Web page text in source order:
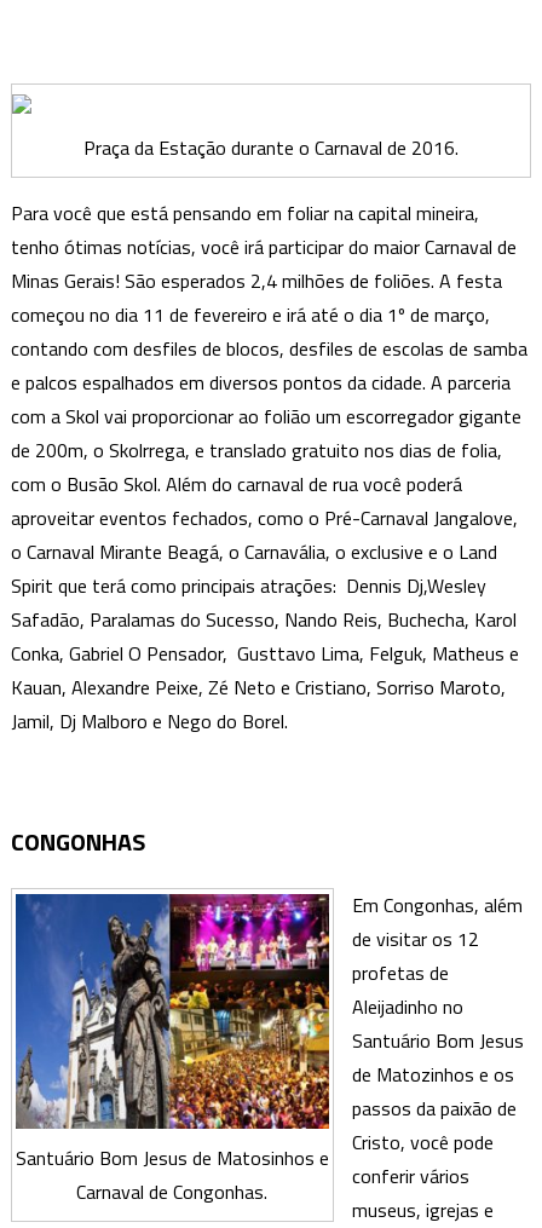
Praça da Estação durante o Carnaval de 2016.
Para você que está pensando em foliar na capital mineira,
tenho ótimas notícias, você irá participar do maior Carnaval de
Minas Gerais! São esperados 2,4 milhões de foliões. A festa
começou no dia 11 de fevereiro e irá até o dia 1º de março,
contando com desfiles de blocos, desfiles de escolas de samba
e palcos espalhados em diversos pontos da cidade. A parceria
com a Skol vai proporcionar ao folião um escorregador gigante
de 200m, o Skolrrega, e translado gratuito nos dias de folia,
com o Busão Skol. Além do carnaval de rua você poderá
aproveitar eventos fechados, como o Pré-Carnaval Jangalove,
o Carnaval Mirante Beagá, o Carnavália, o exclusive e o Land
Spirit que terá como principais atrações: Dennis Dj,Wesley
Safadão, Paralamas do Sucesso, Nando Reis, Buchecha, Karol
Conka, Gabriel O Pensador, Gusttavo Lima, Felguk, Matheus e
Kauan, Alexandre Peixe, Zé Neto e Cristiano, Sorriso Maroto,
Jamil, Dj Malboro e Nego do Borel.
CONGONHAS
Santuário Bom Jesus de Matosinhos e
Carnaval de Congonhas.
Em Congonhas, além
de visitar os 12
profetas de
Aleijadinho no
Santuário Bom Jesus
de Matozinhos e os
passos da paixão de
Cristo, você pode
conferir vários
museus, igrejas e